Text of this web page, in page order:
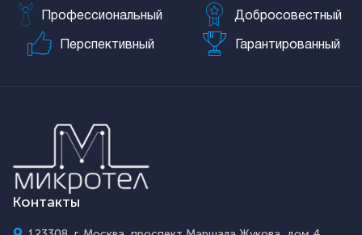
Профессиональный Добросовестный
Перспективный Гарантированный
Контакты